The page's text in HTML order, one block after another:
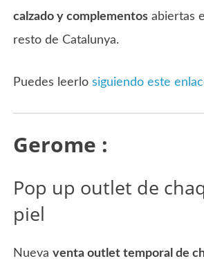
calzado y complementos abiertas
resto de Catalunya.
Puedes leerlosiguiendo este
Gerome :
Pop up outlet de
piel
Nuevaventa outlet temporal de